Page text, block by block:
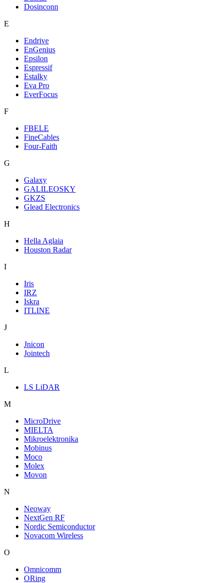
Dosinconn
E
Endrive
EnGenius
Epsilon
Espressif
Estalky
Eva Pro
EverFocus
F
FBELE
FineCables
Four-Faith
G
Galaxy
GALILEOSKY
GKZS
Glead Electronics
H
Hella Aglaia
Houston Radar
I
Iris
IRZ
Iskra
ITLINE
J
Jnicon
Jointech
L
LS LiDAR
M
MicroDrive
MIELTA
Mikroelektronika
Mobinus
Moco
Molex
Movon
N
Neoway
NextGen RF
Nordic Semiconductor
Novacom Wireless
O
Omnicomm
ORing